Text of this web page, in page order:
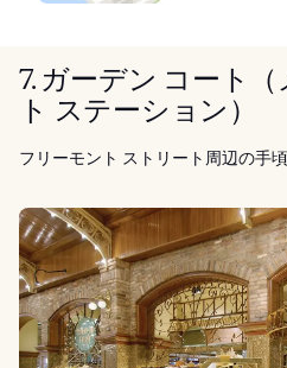
7. ガーデン コート
ト ステーション）
フリーモント ストリート周辺の手